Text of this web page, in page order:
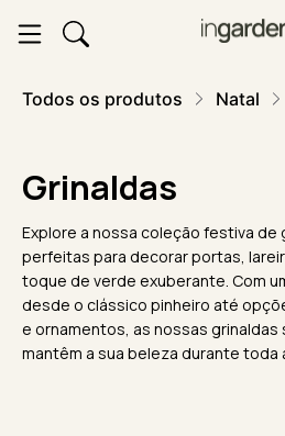
Todos os produtos Natal
Grinaldas
Explore a nossa coleção festiva de
perfeitas para decorar portas,
toque de verde exuberante. Com
desde o clássico pinheiro até
e ornamentos, as nossas grinaldas
mantêm a sua beleza durante toda